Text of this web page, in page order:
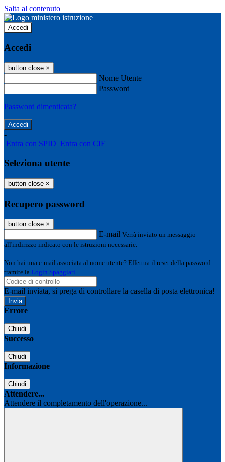
Salta al contenuto
Accedi
Accedi
button close ×
Nome Utente
Password
Password dimenticata?
-
Entra con SPID Entra con CIE
Seleziona utente
button close ×
Recupero password
button close ×
E-mail Verrà inviato un messaggio
all'indirizzo indicato con le istruzioni necessarie.
Non hai una e-mail associata al nome utente? Effettua il reset della password
tramite la Login Spaggiari
E-mail inviata, si prega di controllare la casella di posta elettronica!
Errore
Chiudi
Successo
Chiudi
Informazione
Chiudi
Attendere...
Attendere il completamento dell'operazione...